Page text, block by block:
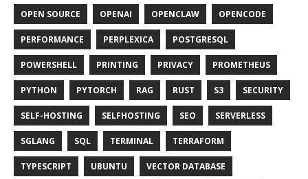
OPEN SOURCE OPENAI OPENCLAW OPENCODE
PERFORMANCE PERPLEXICA POSTGRESQL
POWERSHELL PRINTING PRIVACY PROMETHEUS
PYTHON PYTORCH RAG RUST S3 SECURITY
SELF-HOSTING SELFHOSTING SEO SERVERLESS
SGLANG SQL TERMINAL TERRAFORM
TYPESCRIPT UBUNTU VECTOR DATABASE